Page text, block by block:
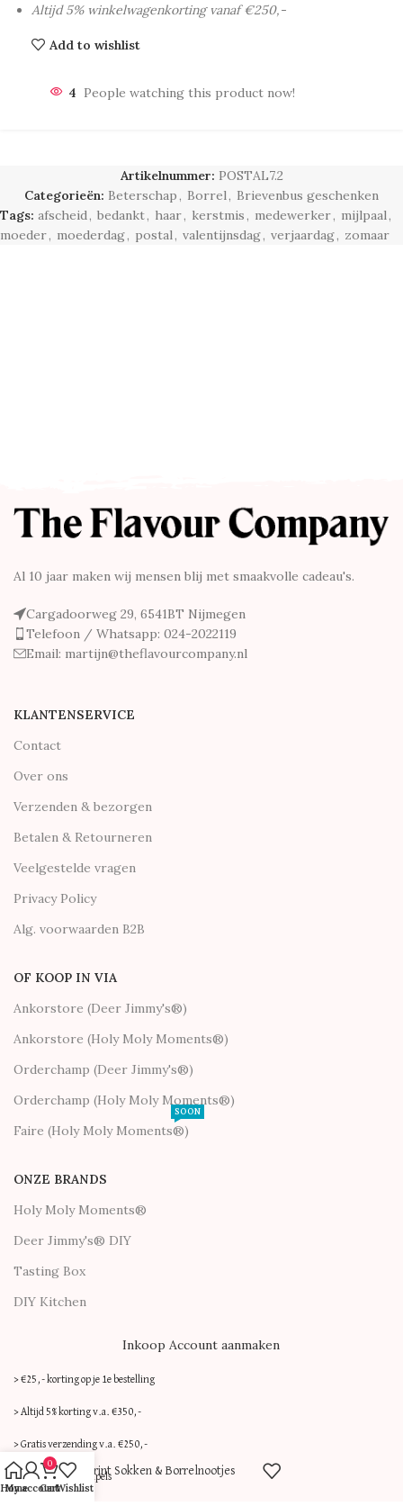
Altijd 5% winkelwagenkorting vanaf €250,-
Add to wishlist
4 People watching this product now!
Artikelnummer: POSTAL7.2
Categorieën: Beterschap, Borrel, Brievenbus geschenken
Tags: afscheid, bedankt, haar, kerstmis, medewerker, mijlpaal,
moeder, moederdag, postal, valentijnsdag, verjaardag, zomaar
Al 10 jaar maken wij mensen blij met smaakvolle cadeau's.
Cargadoorweg 29, 6541BT Nijmegen
Telefoon / Whatsapp: 024-2022119
Email: martijn@theflavourcompany.nl
KLANTENSERVICE
Contact
Over ons
Verzenden & bezorgen
Betalen & Retourneren
Veelgestelde vragen
Privacy Policy
Alg. voorwaarden B2B
OF KOOP IN VIA
Ankorstore (Deer Jimmy's®)
Ankorstore (Holy Moly Moments®)
Orderchamp (Deer Jimmy's®)
Orderchamp (Holy Moly Moments®)
Faire (Holy Moly Moments®)
SOON
ONZE BRANDS
Holy Moly Moments®
Deer Jimmy's® DIY
Tasting Box
DIY Kitchen
Inkoop Account aanmaken
> €25,- korting op je 1e bestelling
> Altijd 5% korting v.a. €350,-
> Gratis verzending v.a. €250,-
> Geen inkoopdrempels
Tijgerprint Sokken & Borrelnootjes
Home
My account
0
CartWishlist